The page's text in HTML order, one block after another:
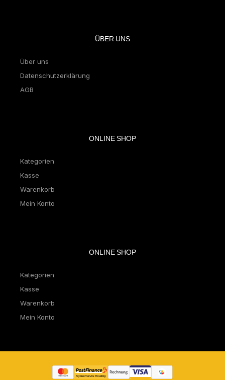
ÜBER UNS
Über uns
Datenschutzerklärung
AGB
ONLINE SHOP
Kategorien
Kasse
Warenkorb
Mein Konto
ONLINE SHOP
Kategorien
Kasse
Warenkorb
Mein Konto